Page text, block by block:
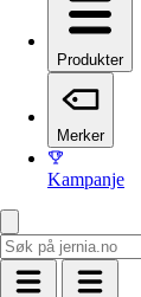
Produkter
Merker
Kampanje